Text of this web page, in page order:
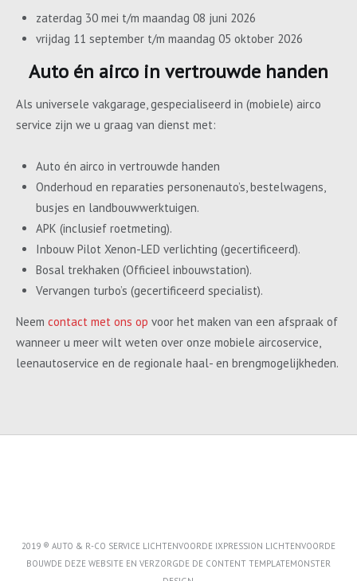
zaterdag 30 mei t/m maandag 08 juni 2026
vrijdag 11 september t/m maandag 05 oktober 2026
Auto én airco in vertrouwde handen
Als universele vakgarage, gespecialiseerd in (mobiele) airco
service zijn we u graag van dienst met:
Auto én airco in vertrouwde handen
Onderhoud en reparaties personenauto’s, bestelwagens,
busjes en landbouwwerktuigen.
APK (inclusief roetmeting).
Inbouw Pilot Xenon-LED verlichting (gecertificeerd).
Bosal trekhaken (Officieel inbouwstation).
Vervangen turbo’s (gecertificeerd specialist).
Neem contact met ons op voor het maken van een afspraak of
wanneer u meer wilt weten over onze mobiele aircoservice,
leenautoservice en de regionale haal- en brengmogelijkheden.
2019 ® AUTO & R-CO SERVICE LICHTENVOORDE IXPRESSION LICHTENVOORDE
BOUWDE DEZE WEBSITE EN VERZORGDE DE CONTENT TEMPLATEMONSTER